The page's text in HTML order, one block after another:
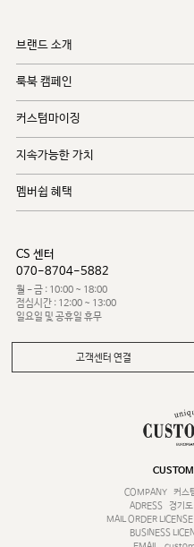
브랜드 소개
룩북 캠페인
커스텀마이징
지속가능한 가치
멤버쉽 혜택
CS 센터
070-8704-5882
월 - 금 : 10:00 ~ 18:00
점심시간 : 12:00 ~ 13:00
일요일 및 공휴일 휴무
고객센터 연결
COMPANY
커스
ADRESS
경기
MAIL ORDER LICENSE
BUSINESS